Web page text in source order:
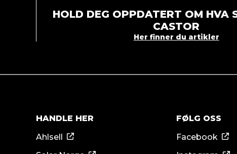
HOLD DEG OPPDATERT OM HVA
CASTOR
Her finner du artikler
HANDLE HER
Ahlsell
FØLG OSS
Facebook